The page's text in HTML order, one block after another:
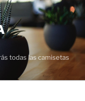
todas las camisetas